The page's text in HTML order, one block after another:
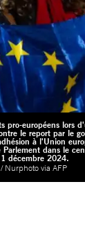
pro-européens lors
le report par le
à l'Union
dans le
décembre 2024.
Nurphoto via AFP